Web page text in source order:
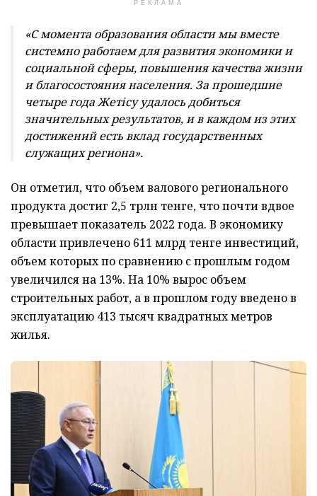
РЕКЛАМА
«С момента образования области мы вместе
системно работаем для развития экономики и
социальной сферы, повышения качества жизни
и благосостояния населения. За прошедшие
четыре года Жетісу удалось добиться
значительных результатов, и в каждом из этих
достижений есть вклад государственных
служащих региона».
Он отметил, что объем валового регионального
продукта достиг 2,5 трлн тенге, что почти вдвое
превышает показатель 2022 года. В экономику
области привлечено 611 млрд тенге инвестиций,
объем которых по сравнению с прошлым годом
увеличился на 13%. На 10% вырос объем
строительных работ, а в прошлом году введено в
эксплуатацию 413 тысяч квадратных метров
жилья.